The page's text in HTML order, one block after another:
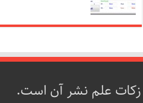
زکات علم نشر آن است.